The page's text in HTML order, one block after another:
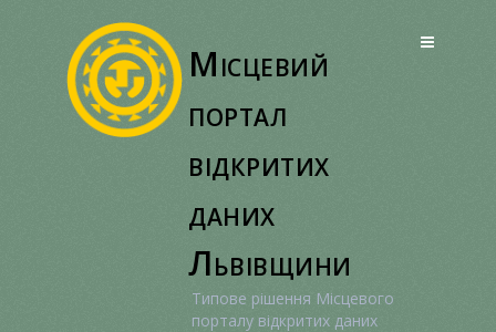
Місцевий
портал
відкритих
даних
Львівщини
Типове рішення Місцевого
порталу відкритих даних